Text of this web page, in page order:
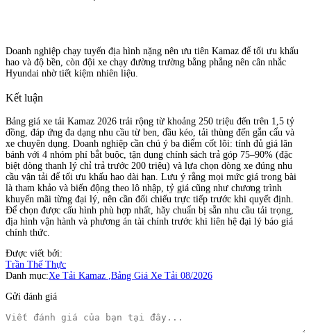
Doanh nghiệp chạy tuyến địa hình nặng nên ưu tiên Kamaz để tối ưu khấu
hao và độ bền, còn đội xe chạy đường trường bằng phẳng nên cân nhắc
Hyundai nhờ tiết kiệm nhiên liệu.
Kết luận
Bảng giá xe tải Kamaz 2026 trải rộng từ khoảng 250 triệu đến trên 1,5 tỷ
đồng, đáp ứng đa dạng nhu cầu từ ben, đầu kéo, tải thùng đến gắn cẩu và
xe chuyên dụng. Doanh nghiệp cần chú ý ba điểm cốt lõi: tính đủ giá lăn
bánh với 4 nhóm phí bắt buộc, tận dụng chính sách trả góp 75–90% (đặc
biệt dòng thanh lý chỉ trả trước 200 triệu) và lựa chọn dòng xe đúng nhu
cầu vận tải để tối ưu khấu hao dài hạn. Lưu ý rằng mọi mức giá trong bài
là tham khảo và biến động theo lô nhập, tỷ giá cũng như chương trình
khuyến mãi từng đại lý, nên cần đối chiếu trực tiếp trước khi quyết định.
Để chọn được cấu hình phù hợp nhất, hãy chuẩn bị sẵn nhu cầu tải trọng,
địa hình vận hành và phương án tài chính trước khi liên hệ đại lý báo giá
chính thức.
Được viết bởi:
Trần Thế Thực
Danh mục:Xe Tải Kamaz Bảng Giá Xe Tải 08/2026
Gửi đánh giá